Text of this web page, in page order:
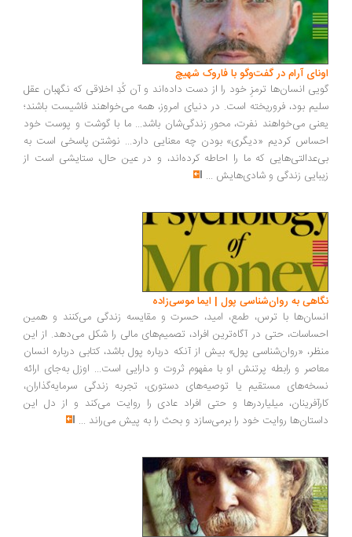
آرام در گفت‌وگو با فاروک شهیچ‭
انسان‌ها ترمزِ خود را از دست داده‌اند و آن کُدِ اخلاقی که نگهبان عقل
بود، فروریخته است. در دنیای امروز، همه می‌خواهند فاشیست باشند؛
می‌خواهند نفرت، محورِ زندگی‌شان باشد... ما با گوشت و پوست خود
کردیم «دیگری» بودن چه معنایی دارد... نوشتن پاسخی است به
که ما را احاطه کرده‌اند، و در عین حال، ستایشی است از
زندگی و شادی‌هایش...
به روان‌شناسی پول | ایما موسی‌زاده
با ترس، طمع، امید، حسرت و مقایسه زندگی می‌کنند و همین
حتی در آگاه‌ترین افراد، تصمیم‌های مالی را شکل می‌دهد. از این
«روان‌شناسی پول» بیش از آنکه درباره پول باشد، کتابی درباره انسان
و رابطه پرتنش او با مفهوم ثروت و دارایی است... اوزل به‌جای ارائه
مستقیم یا توصیه‌های دستوری، تجربه زندگی سرمایه‌گذاران،
میلیاردرها و حتی افراد عادی را روایت می‌کند و از دل این
روایت خود را برمی‌سازد و بحث را به پیش می‌راند ...